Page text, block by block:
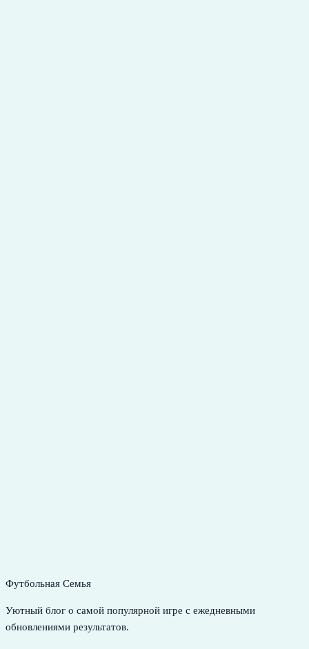
Футбольная Семья
Уютный блог о самой популярной игре с ежедневными
обновлениями результатов.